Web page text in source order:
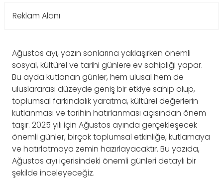
Reklam Alanı
Ağustos ayı, yazın sonlarına yaklaşırken önemli
sosyal, kültürel ve tarihi günlere ev sahipliği yapar.
Bu ayda kutlanan günler, hem ulusal hem de
uluslararası düzeyde geniş bir etkiye sahip olup,
toplumsal farkındalık yaratma, kültürel değerlerin
kutlanması ve tarihin hatırlanması açısından önem
taşır. 2025 yılı için Ağustos ayında gerçekleşecek
önemli günler, birçok toplumsal etkinliğe, kutlamaya
ve hatırlatmaya zemin hazırlayacaktır. Bu yazıda,
Ağustos ayı içerisindeki önemli günleri detaylı bir
şekilde inceleyeceğiz.